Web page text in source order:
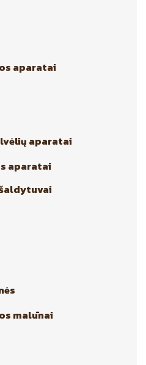
aparatai
aparatai
aparatai
malūnai